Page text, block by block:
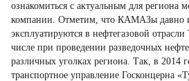
ознакомиться с актуальным для региона
компании. Отметим, что КАМАЗы давно
эксплуатируются в нефтегазовой
числе при проведении разведочных
различных уголках региона. Так, в 2014
транспортное управление Госконцерна